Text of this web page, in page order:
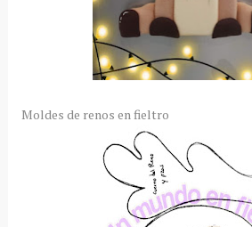
Moldes de renos en fieltro